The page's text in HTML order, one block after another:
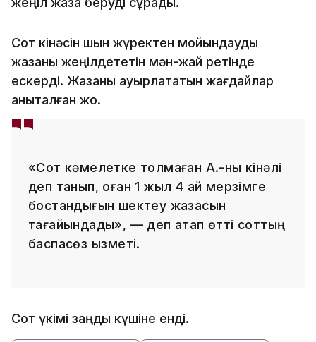
Сот кінәсін шын жүректен мойындауды
жазаны жеңілдететін мән-жай ретінде
ескерді. Жазаны ауырлататын жағдайлар
анықталған жоқ.
«Сот кәмелетке толмаған А.-ны кінәлі
деп танып, оған 1 жыл 4 ай мерзімге
бостандығын шектеу жазасын
тағайындады», — деп атап өтті соттың
баспасөз қызметі.
Сот үкімі заңды күшіне енді.